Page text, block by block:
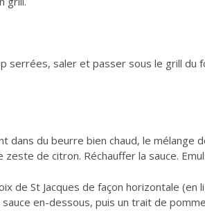
serrées, saler et passer sous le grill du
dans du beurre bien chaud, le mélange
de citron. Réchauffer la sauce.
de St Jacques de façon horizontale (en
en-dessous, puis un trait de